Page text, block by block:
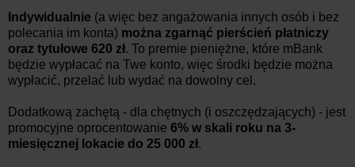
Indywidualnie (a więc bez angażowania innych osób i bez
polecania im konta) można zgarnąć pierścień płatniczy
oraz tytułowe 620 zł. To premie pieniężne, które mBank
będzie wypłacać na Twe konto, więc środki będzie można
wypłacić, przelać lub wydać na dowolny cel.
Dodatkową zachętą - dla chętnych (i oszczędzających) - jest
promocyjne oprocentowanie 6% w skali roku na 3-
miesięcznej lokacie do 25 000 zł.